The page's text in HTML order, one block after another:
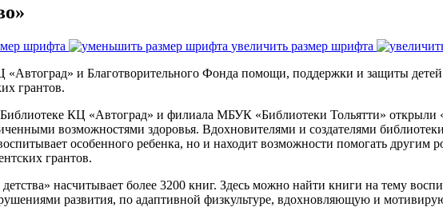
шрифта
увеличить размер шрифта
и Благотворительного Фонда помощи, поддержки и защиты детей
грантов.
Библиотеке КЦ «Автоград» и филиала МБУК «Библиотеки Тольятти»
возможностями здоровья. Вдохновителями и создателями
особенного ребенка, но и находит возможности помогать другим
грантов.
насчитывает более 3200 книг. Здесь можно найти книги на тему
развития, по адаптивной физкультуре, вдохновляющую и